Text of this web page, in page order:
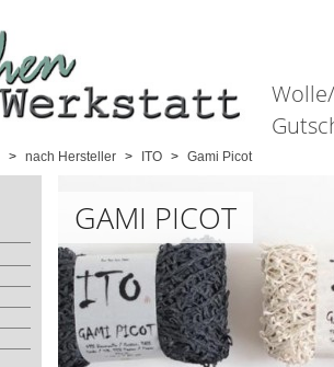
nach Hersteller ITO Gami Picot
GAMI PICOT